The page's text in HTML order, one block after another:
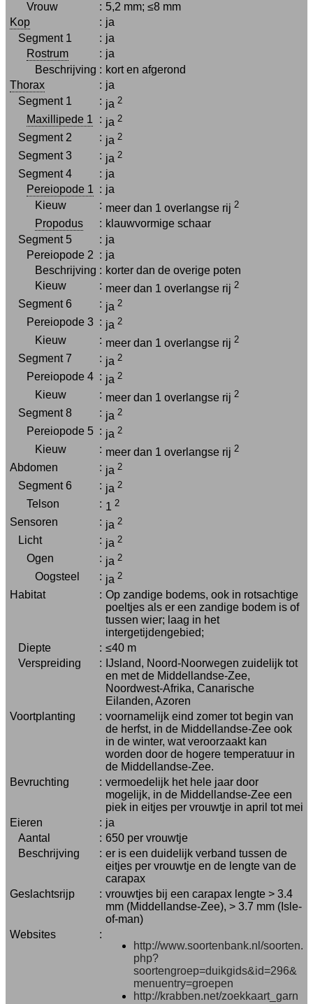
Vrouw
: 5,2 mm; ≤8 mm
Kop
: ja
Segment 1
: ja
Rostrum
: ja
Beschrijving : kort en afgerond
Thorax
: ja
Segment 1
: ja 2
Maxillipede 1 : ja 2
Segment 2 : ja 2
Segment 3 : ja 2
Segment 4 : ja
Pereiopode 1 : ja
Kieuw
: meer dan 1 overlangse rij 2
Propodus : klauwvormige schaar
Segment 5
: ja
Pereiopode 2 : ja
Beschrijving : korter dan de overige poten
Kieuw
: meer dan 1 overlangse rij 2
Segment 6 : ja 2
Pereiopode 3 : ja 2
Kieuw : meer dan 1 overlangse rij 2
Segment 7 : ja 2
Pereiopode 4 : ja 2
Kieuw : meer dan 1 overlangse rij 2
Segment 8 : ja 2
Pereiopode 5 : ja 2
Kieuw : meer dan 1 overlangse rij 2
Abdomen : ja 2
Segment 6 : ja 2
Telson : 1 2
Sensoren : ja 2
Licht : ja 2
Ogen : ja 2
Oogsteel : ja 2
Habitat : Op zandige bodems, ook in rotsachtige
poeltjes als er een zandige bodem is of
tussen wier; laag in het
intergetijdengebied;
Diepte
: ≤40 m
Verspreiding
: IJsland, Noord-Noorwegen zuidelijk tot
en met de Middellandse-Zee,
Noordwest-Afrika, Canarische
Eilanden, Azoren
Voortplanting
: voornamelijk eind zomer tot begin van
de herfst, in de Middellandse-Zee ook
in de winter, wat veroorzaakt kan
worden door de hogere temperatuur in
de Middellandse-Zee.
Bevruchting
: vermoedelijk het hele jaar door
mogelijk, in de Middellandse-Zee een
piek in eitjes per vrouwtje in april tot mei
Eieren
: ja
Aantal
: 650 per vrouwtje
Beschrijving
: er is een duidelijk verband tussen de
eitjes per vrouwtje en de lengte van de
carapax
Geslachtsrijp
: vrouwtjes bij een carapax lengte > 3.4
mm (Middellandse-Zee), > 3.7 mm (Isle-
of-man)
Websites
:
http://www.soortenbank.nl/soorten.
php?
soortengroep=duikgids&id=296&
menuentry=groepen
http://krabben.net/zoekkaart_garn